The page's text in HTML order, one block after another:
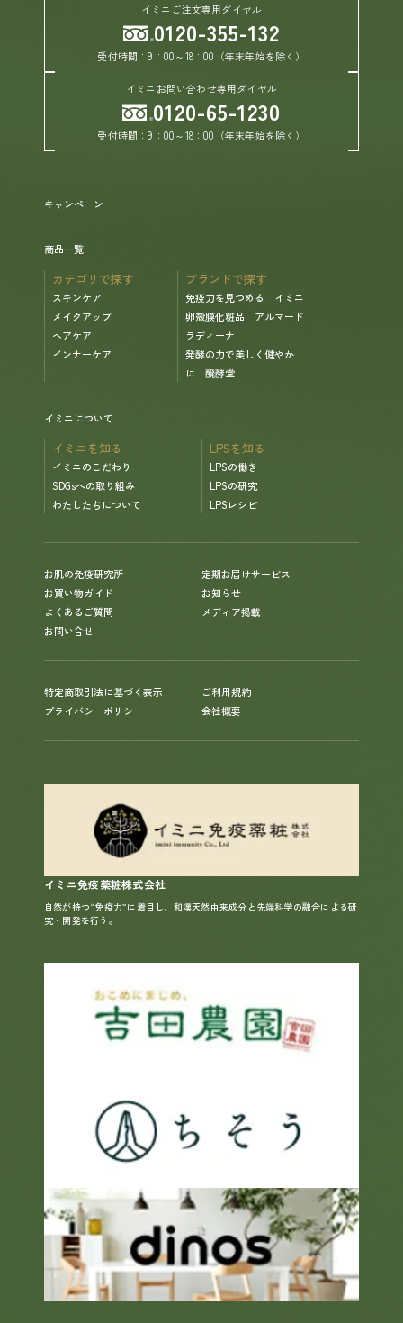
お買い物ガイド
定期お届けサービス
お問い合せ
メディア掲載
キャンペーン
商品一覧
カテゴリで探す
スキンケア
メイクアップ
ヘアケア
インナーケア
ブランドで探す
免疫力を見つめる イミニ
卵殻膜化粧品 アルマード
ラディーナ
発酵の力で美しく健やか
に 醗酵堂
イミニについて
イミニを知る
イミニのこだわり
SDGsへの取り組み
わたしたちについて
LPSを知る
LPSの働き
LPSの研究
LPSレシピ
お肌の免疫研究所
定期お届けサービス
お買い物ガイド
お知らせ
よくあるご質問
メディア掲載
お問い合せ
イミニご注文専用ダイヤル
0120-355-132
受付時間：9：00～18：00（年末年始を除く）
イミニお問い合わせ専用ダイヤル
0120-65-1230
受付時間：9：00～18：00（年末年始を除く）
特定商取引法に基づく表示
プライバシーポリシー
ご利用規約
会社概要
イミニ免疫薬粧株式会社
自然が持つ“免疫力”に着目し、和漢天然由来成分と先端科学の融合による研
究・開発を行う。